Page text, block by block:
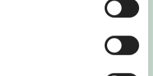
enligt övervakningsplan